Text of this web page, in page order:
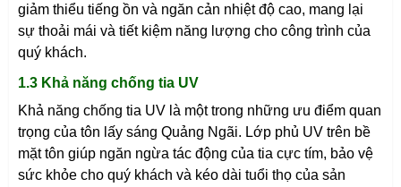
giảm thiểu tiếng ồn và ngăn cản nhiệt độ cao, mang lại
sự thoải mái và tiết kiệm năng lượng cho công trình của
quý khách.
1.3 Khả năng chống tia UV
Khả năng chống tia UV là một trong những ưu điểm quan
trọng của tôn lấy sáng Quảng Ngãi. Lớp phủ UV trên bề
mặt tôn giúp ngăn ngừa tác động của tia cực tím, bảo vệ
sức khỏe cho quý khách và kéo dài tuổi thọ của sản